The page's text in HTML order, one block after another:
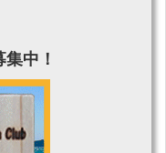
中！